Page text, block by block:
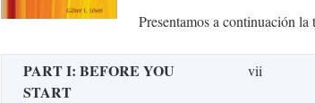
Presentamos a continuación
PART I: BEFORE YOU
START
vii